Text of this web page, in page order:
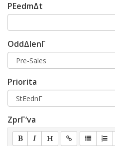
PΕedmΔt
OddΔlenΓ­
Priorita
ZprΓ‘va